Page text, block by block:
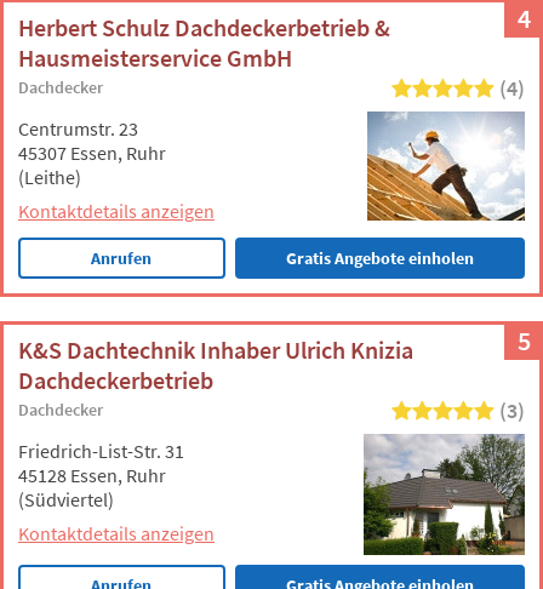
4
Herbert Schulz Dachdeckerbetrieb &
Hausmeisterservice GmbH
Dachdecker (4)
Centrumstr. 23
45307 Essen, Ruhr
(Leithe)
Kontaktdetails anzeigen
Anrufen Gratis Angebote einholen
5
K&S Dachtechnik Inhaber Ulrich Knizia
Dachdeckerbetrieb
Dachdecker (3)
Friedrich-List-Str. 31
45128 Essen, Ruhr
(Südviertel)
Kontaktdetails anzeigen